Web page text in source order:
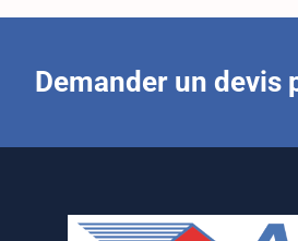
Demander un devis